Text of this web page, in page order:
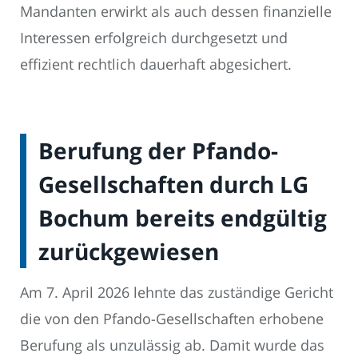
Mandanten erwirkt als auch dessen finanzielle
Interessen erfolgreich durchgesetzt und
effizient rechtlich dauerhaft abgesichert.
Berufung der Pfando-
Gesellschaften durch LG
Bochum bereits endgültig
zurückgewiesen
Am 7. April 2026 lehnte das zuständige Gericht
die von den Pfando-Gesellschaften erhobene
Berufung als unzulässig ab. Damit wurde das